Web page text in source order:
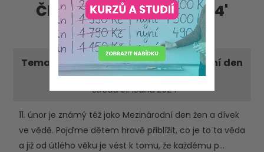
Články - příspěvky '2024'
'leden'
Tematické aktivity pro MŠ: Mezinárodní den
žen a dívek ve vědě
-středa 31. ledna 2024
11. únor je známý též jako Mezinárodní den žen a dívek
ve vědě. Pojďme dětem hravě přiblížit, co je to ta věda
a již od útlého věku je vést k tomu, že každému p...